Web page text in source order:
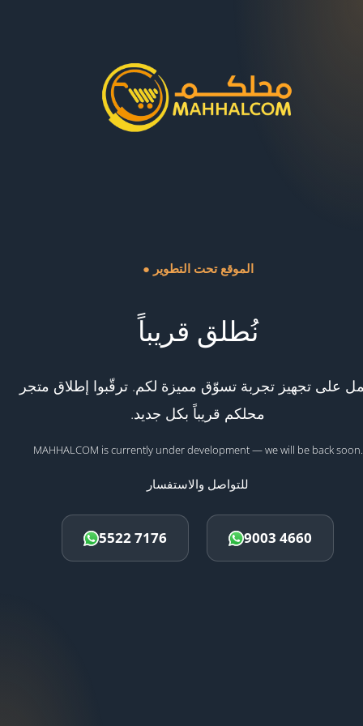
● الموقع تحت التطوير
نُطلق قريباً
على تجهيز تجربة تسوّق مميزة لكم. ترقّبوا إطلاق متجر
محلكم قريباً بكل جديد.
MAHHALCOM is currently under development — we will be back soon.
للتواصل والاستفسار
5522 7176 9003 4660